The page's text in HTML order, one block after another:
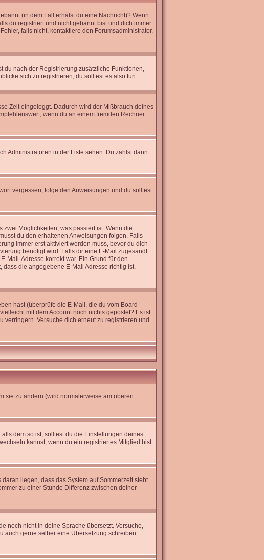
(in dem Fall erhälst du eine Nachricht)? Wenn
du registriert und nicht gebannt bist und dich immer
falls nicht, kontaktiere den Forumsadministrator,
du nach der Registrierung zusätzliche Funktionen,
sich zu registrieren, du solltest es also tun.
Zeit eingeloggt. Dadurch wird der Mißbrauch deines
wenn du an einem fremden Rechner
Administratoren in der Liste sehen. Du zählst dann
vergessen, folge den Anweisungen und du solltest
Möglichkeiten, was passiert ist: Wenn die
du den erhaltenen Anweisungen folgen. Falls
immer erst aktiviert werden muss, bevor du dich
benötigt wird. Falls dir eine E-Mail zugesandt
Mail-Adresse korrekt war. Ein Grund für den
die angegebene E-Mail Adresse richtig ist,
hast (überprüfe die E-Mail, die du vom Board
mit dem Account noch nichts gepostet? Es ist
Versuche dich erneut zu registrieren und
sie zu ändern (wird normalerweise am oberen
dem so ist, solltest du die Einstellungen deines
kannst, wenn du ein registriertes Mitglied bist.
liegen, dass das System auf Sommerzeit steht.
zu einer Stunde Differenz zwischen deiner
noch nicht in deine Sprache übersetzt. Versuche,
auch gerne selber eine Übersetzung schreiben.